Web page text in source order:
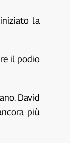
la
il podio
David
più